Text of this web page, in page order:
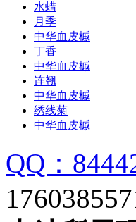
水蜡
月季
中华血皮槭
丁香
中华血皮槭
连翘
中华血皮槭
绣线菊
中华血皮槭
QQ：